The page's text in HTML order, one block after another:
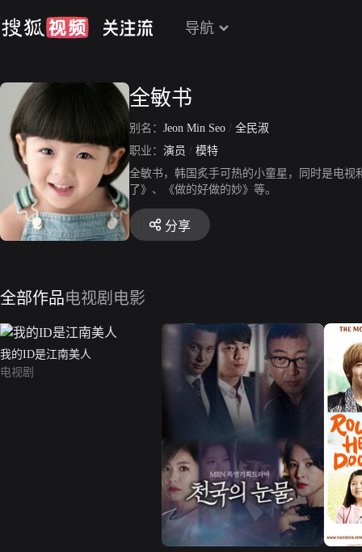
导航
全敏书
别名： Jeon Min Seo / 全民淑
职业： 演员 / 模特
全敏书，韩国炙手可热的小童星，同时是电视
了》、《做的好做的妙》等。
分享
全部作品电视剧 电影
我的ID是江南美人
电视剧